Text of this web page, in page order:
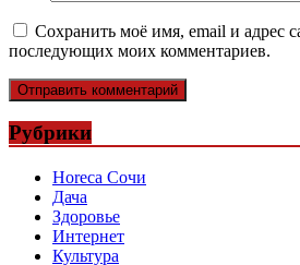
Сохранить моё имя, email и адрес
последующих моих комментариев.
Рубрики
Horeca Сочи
Дача
Здоровье
Интернет
Культура